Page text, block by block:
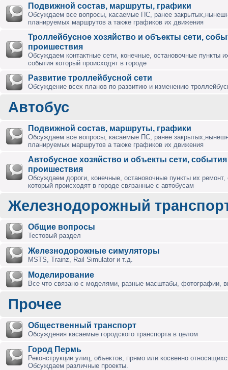
Подвижной состав, маршруты, графики
Обсуждаем все вопросы, касаемые ПС, ранее
планируемых маршрутов а также графиков их движения
Троллейбусное хозяйство и объекты сети,
проишествия
Обсуждаем контактные сети, конечные, остановочные пункты
события который происходят в городе
Развитие троллейбусной сети
Обсуждение всех планов по развитию и изменению
Автобус
Подвижной состав, маршруты, графики
Обсуждаем все вопросы, касаемые ПС, ранее
планируемых маршрутов а также графиков их движения
Автобусное хозяйство и объекты сети,
проишествия
Обсуждаем дороги, конечные, остановочные пункты их ремонт,
который происходят в городе связанные с автобусам
Железнодорожный
Общие вопросы
Тестовый раздел
Железнодорожные симуляторы
MSTS, Trainz, Rail Simulator и т.д.
Моделирование
Все что связано с моделями, разные масштабы, фотографии,
Прочее
Общественный транспорт
Обсуждения касаемые городского транспорта в целом
Город Пермь
Реконструкции улиц, объектов, прямо или косвенно
Обсуждаем различные проекты.